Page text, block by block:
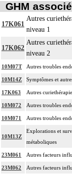
GHM
17K061
Autres
niveau 1
17K062
Autres
niveau 2
10M07T Autres troubles
10M14Z Symptômes et
17K063 Autres
10M072 Autres troubles
10M071 Autres troubles
10M13Z
Explorations et
métaboliques
23M061 Autres facteurs
23M062 Autres facteurs